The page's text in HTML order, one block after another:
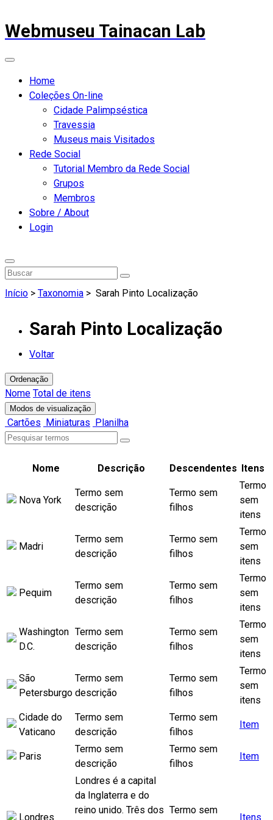
Webmuseu Tainacan Lab
Home
Coleções On-line
Cidade Palimpséstica
Travessia
Museus mais Visitados
Rede Social
Tutorial Membro da Rede Social
Grupos
Membros
Sobre / About
Login
Início > Taxonomia > Sarah Pinto Localização
Sarah Pinto Localização
Voltar
Ordenação
Nome Total de itens
Modos de visualização
Cartões Miniaturas Planilha
Nome Descrição Descendentes Itens
Nova York
Termo sem
descrição
Termo sem
filhos
Termo
sem
itens
Madri
Termo sem
descrição
Termo sem
filhos
Termo
sem
itens
Pequim
Termo sem
descrição
Termo sem
filhos
Termo
sem
itens
Washington
D.C.
Termo sem
descrição
Termo sem
filhos
Termo
sem
itens
São
Petersburgo
Termo sem
descrição
Termo sem
filhos
Termo
sem
itens
Cidade do
Vaticano
Termo sem
descrição
Termo sem
filhos
Item
Paris
Termo sem
descrição
Termo sem
filhos
Item
Londres
Londres é a capital
da Inglaterra e do
reino unido. Três dos Termo sem
Itens